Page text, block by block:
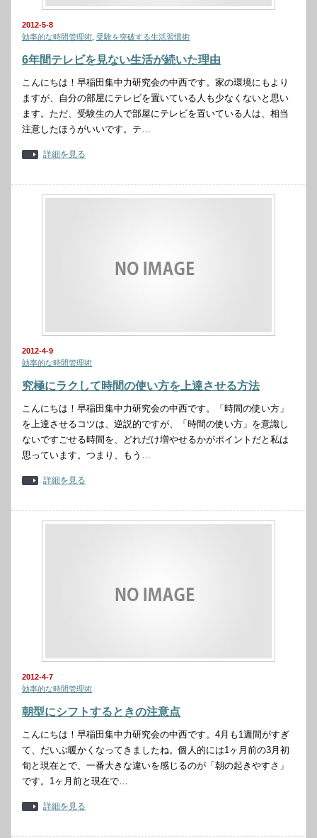
2012-5-8
効率的な時間管理術 受験を突破する生活習慣術
6年間テレビを見ない生活が続いた理由
こんにちは！早稲田集中力研究会の中西です。家の環境にもより
ますが、自分の部屋にテレビを置いている人も少なくないと思い
ます。ただ、受験生の人で部屋にテレビを置いている人は、相当
注意したほうがいいです。テ…
詳細を見る
2012-4-9
効率的な時間管理術
究極にラクして時間の使い方を上達させる方法
こんにちは！早稲田集中力研究会の中西です。「時間の使い方」
を上達させるコツは、逆説的ですが、「時間の使い方」を意識し
ないですごせる時間を、どれだけ増やせるかがポイントだと私は
思っています。つまり、もう…
詳細を見る
2012-4-7
効率的な時間管理術
朝型にシフトするときの注意点
こんにちは！早稲田集中力研究会の中西です。4月も1週間がすぎ
て、だいぶ暖かくなってきましたね。個人的には1ヶ月前の3月初
旬と現在とで、一番大きな違いを感じるのが「朝の起きやすさ」
です。1ヶ月前と現在で…
詳細を見る